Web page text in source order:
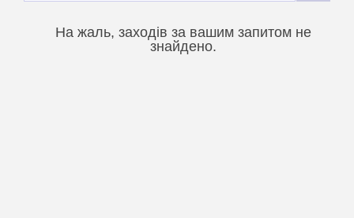
На жаль, заходів за вашим запитом не
знайдено.